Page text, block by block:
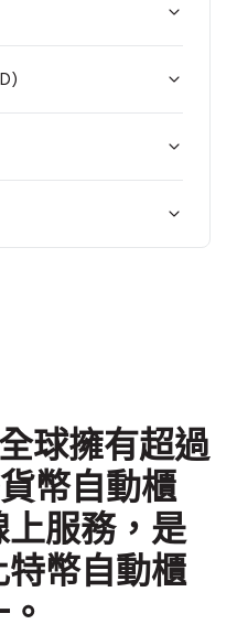
球擁有超過
幣自動櫃
服務，是
幣自動櫃